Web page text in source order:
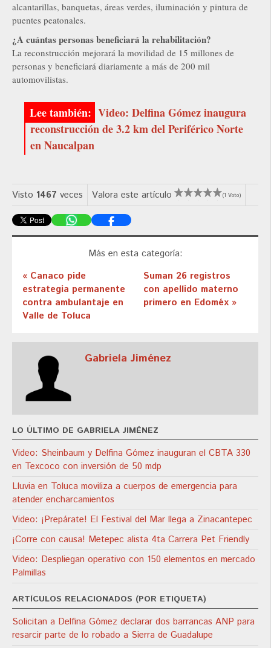
alcantarillas, banquetas, áreas verdes, iluminación y pintura de
puentes peatonales.
¿A cuántas personas beneficiará la rehabilitación?
La reconstrucción mejorará la movilidad de 15 millones de
personas y beneficiará diariamente a más de 200 mil
automovilistas.
Video: Delfina Gómez inaugura
reconstrucción de 3.2 km del Periférico Norte
en Naucalpan
Visto 1467 veces Valora este artículo (1 Voto)
Más en esta categoría:
« Canaco pide
estrategia permanente
contra ambulantaje en
Valle de Toluca
Suman 26 registros
con apellido materno
primero en Edoméx »
Gabriela Jiménez
LO ÚLTIMO DE GABRIELA JIMÉNEZ
Video: Sheinbaum y Delfina Gómez inauguran el CBTA 330
en Texcoco con inversión de 50 mdp
Lluvia en Toluca moviliza a cuerpos de emergencia para
atender encharcamientos
Video: ¡Prepárate! El Festival del Mar llega a Zinacantepec
¡Corre con causa! Metepec alista 4ta Carrera Pet Friendly
Video: Despliegan operativo con 150 elementos en mercado
Palmillas
ARTÍCULOS RELACIONADOS (POR ETIQUETA)
Solicitan a Delfina Gómez declarar dos barrancas ANP para
resarcir parte de lo robado a Sierra de Guadalupe